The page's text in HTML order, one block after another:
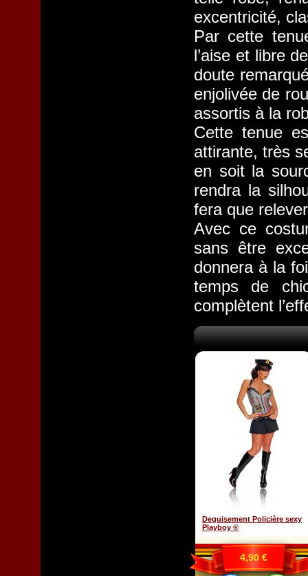
excentricité,
Par cette
l’aise et libre
doute
enjolivée de
assortis à la
Cette tenue
attirante, très
en soit la
rendra la
fera que
Avec ce
sans être
donnera à la
temps de
complètent
Deguisement Policière sexy
Playboy ®
4,90 €